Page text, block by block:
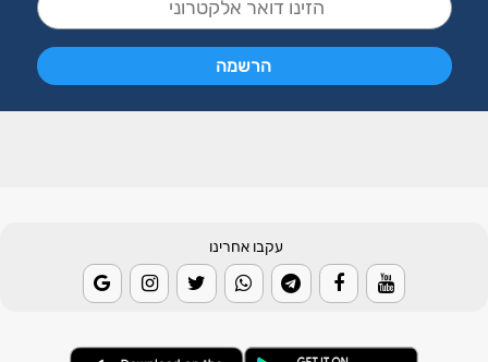
עקבו אחרינו